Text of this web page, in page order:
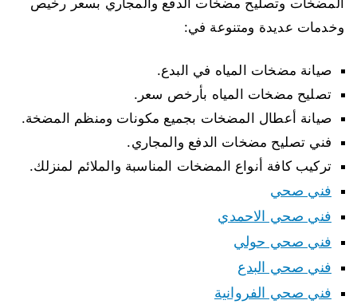
وخدمات عديدة ومتنوعة في:
صيانة مضخات المياه في البدع.
تصليح مضخات المياه بأرخص سعر.
صيانة أعطال المضخات بجميع مكونات ومنظم المضخة.
فني تصليح مضخات الدفع والمجاري.
تركيب كافة أنواع المضخات المناسبة والملائم لمنزلك.
فني صحي
فني صحي الاحمدي
فني صحي حولي
فني صحي البدع
فني صحي الفروانية